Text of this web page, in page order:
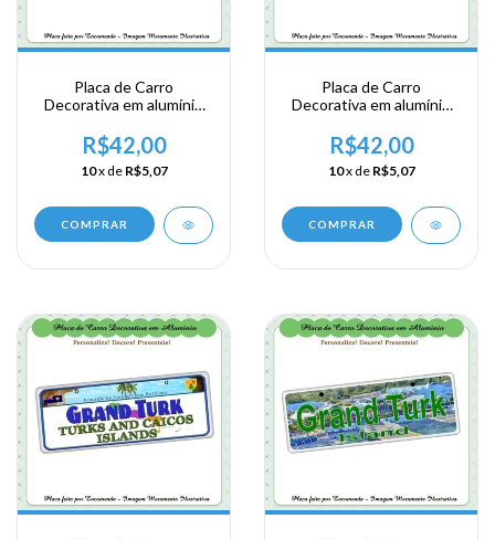
Placa de Carro
Decorativa em alumínio
Posse Britanica - Turks
Caicos Islands
R$42,00
10x de R$5,07
COMPRAR
Placa de Carro
Decorativa em alumínio
Posse Britanica - Grand
Turk
R$42,00
10x de R$5,07
COMPRAR